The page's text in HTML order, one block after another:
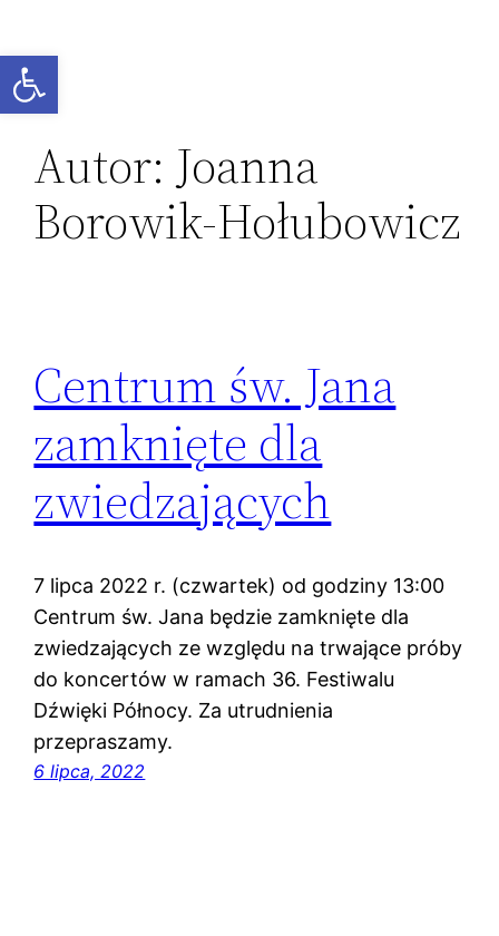
Otwórz pasek narzędzi
do
treści
Autor: Joanna
Borowik-Hołubowicz
Centrum św. Jana
zamknięte dla
zwiedzających
7 lipca 2022 r. (czwartek) od godziny 13:00
Centrum św. Jana będzie zamknięte dla
zwiedzających ze względu na trwające próby
do koncertów w ramach 36. Festiwalu
Dźwięki Północy. Za utrudnienia
przepraszamy.
6 lipca, 2022